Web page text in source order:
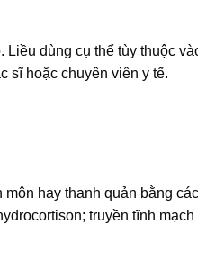
Liều dùng cụ thể tùy thuộc
sĩ hoặc chuyên viên y tế.
hay thanh quản bằng
truyền tĩnh